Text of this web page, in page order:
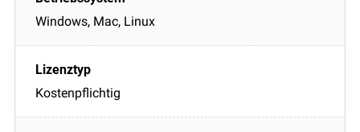
Windows, Mac, Linux
Kostenpflichtig